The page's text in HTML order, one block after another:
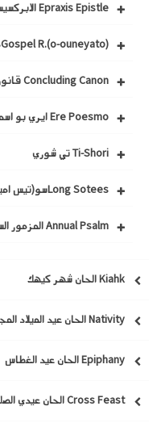
Epraxis Epistle الابركسيس سنوي
Gospel R.(o-ouneyato)مرد انجيل
Concluding Canon قانون نهايه
Ere Poesmo ايري بو اسمو
Ti-Shori تي شوري
Long Soteesسو(تيس امين) طويل
Annual Psalm المزمور السنوي
Kiahk الحان شهر كيهك
Nativity الحان عيد الميلاد المجيد
Epiphany الحان عيد الغطاس
Cross Feast الحان عيدي الصليب